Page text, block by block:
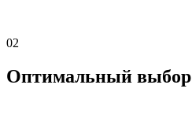
02
Оптимальный выбор